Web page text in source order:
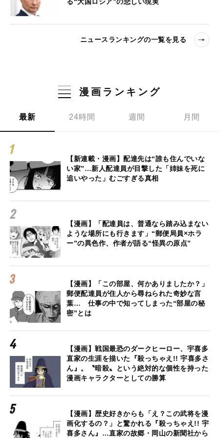
ニュースランキングの一覧を見る
漫画ランキング
最新 24時間 週間 月間
【新連載・漫画】配達先は“誰も住んでいな
い家”…新人配達員が目撃した「姉妹を死に
追いやった」むごすぎる真相
【漫画】「配達員は、普通なら踏み込まない
ような場所にも行きます」“郵便局員×ホラ
ー”の異色作、作者が語る“怪異の原点”
【漫画】「この部屋、何かありましたか？」
郵便配達員が住人から尋ねられた奇妙な言
葉… 仕事の中で知ってしまった“部屋の秘
密”とは
【漫画】戦国最恐のダークヒーロー、宇喜多
直家の生涯を描いた『殺っちゃえ!! 宇喜多さ
ん』。〝暗殺〟という絶対的な個性を持った
漫画キャラクターとしての勝算
【漫画】歴史好きからも「え？この武将を漫
画化するの？」と驚かれる『殺っちゃえ!! 宇
喜多さん』…直家の故郷・岡山の新聞社から